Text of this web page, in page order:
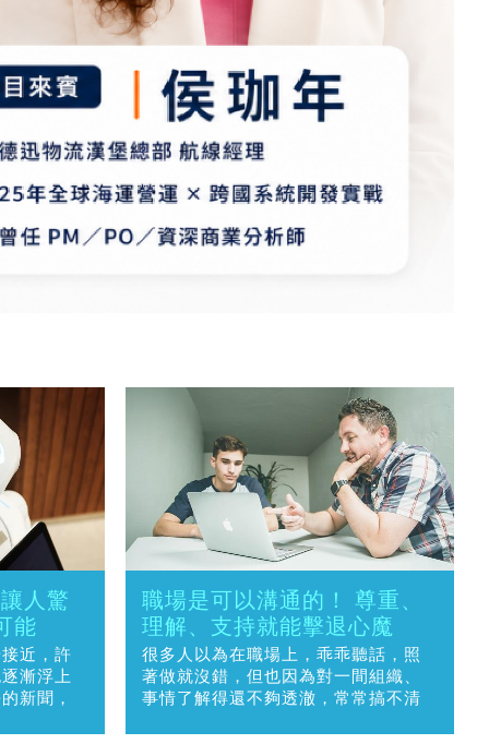
人驚
能
近，許
漸浮上
新聞，
職場是可以溝通的！ 尊重、
理解、支持就能擊退心魔
很多人以為在職場上，乖乖聽話，照
著做就沒錯，但也因為對一間組織、
事情了解得還不夠透澈，常常搞不清